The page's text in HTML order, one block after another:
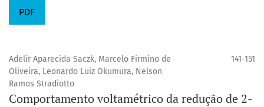
PDF
Adelir Aparecida Saczk, Marcelo Firmino de
Oliveira, Leonardo Luiz Okumura, Nelson
Ramos Stradiotto
141-151
Comportamento voltamétrico da redução de 2-